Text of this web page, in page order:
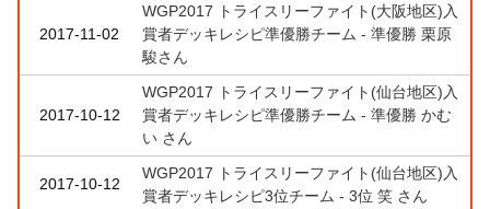
2017-11-02
WGP2017 トライスリーファイト(大阪地区)入
賞者デッキレシピ準優勝チーム - 準優勝 栗原
駿さん
2017-10-12
WGP2017 トライスリーファイト(仙台地区)入
賞者デッキレシピ準優勝チーム - 準優勝 かむ
い さん
2017-10-12
WGP2017 トライスリーファイト(仙台地区)入
賞者デッキレシピ3位チーム - 3位 笑 さん